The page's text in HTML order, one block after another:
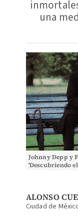
una
Johnny Depp y
'Descubriendo
ALONSO
Ciudad de